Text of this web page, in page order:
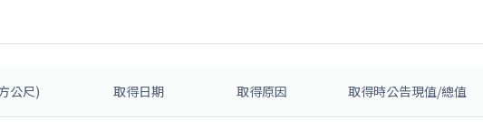
公尺) 取得日期 取得原因 取得時公告現值/總值